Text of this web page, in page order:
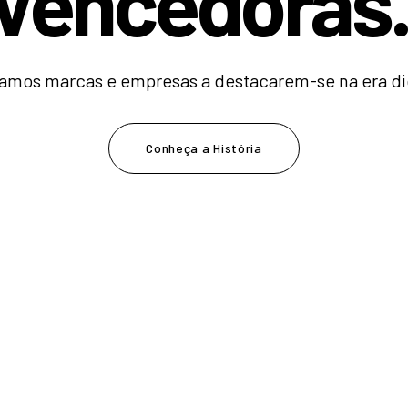
marcas e empresas a destacarem-se na era
Conheça a História